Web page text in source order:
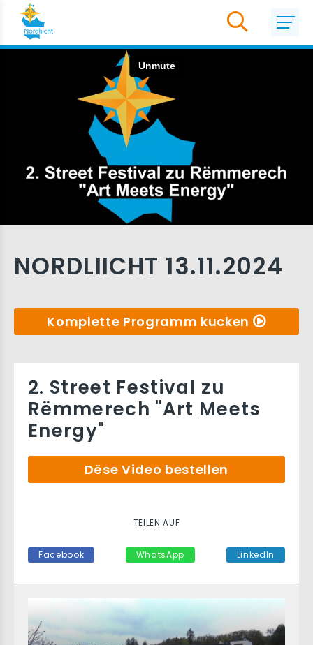
NORDLIICHT 13.11.2024
Komplette Programm kucken
2. Street Festival zu
Rëmmerech "Art Meets
Energy"
Dëse Video bestellen
TEILEN AUF
Facebook WhatsApp LinkedIn